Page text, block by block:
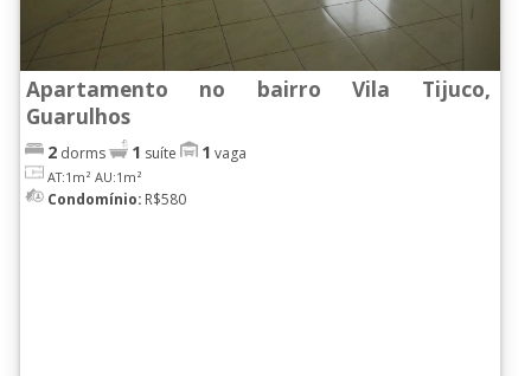
Apartamento no bairro Vila Tijuco,
Guarulhos
2 dorms 1 suíte 1 vaga
AT:1m² AU:1m²
Condomínio: R$580